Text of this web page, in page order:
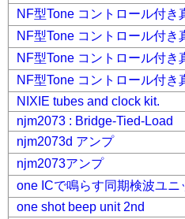
NF型Tone コントロール付
NF型Tone コントロール付
NF型Tone コントロール付
NF型Tone コントロール付
NIXIE tubes and clock kit.
njm2073 : Bridge-Tied-Load
njm2073d アンプ
njm2073アンプ
one ICで鳴らす同期検波ユニ
one shot beep unit 2nd